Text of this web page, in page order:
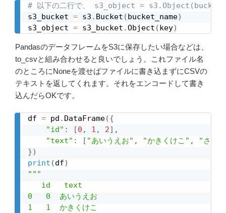
# 以下の二行で、 s3_object =
s3_bucket = s3 . Bucket (bucket_name)
s3_object = s3_bucket .Object (key)
PandasのデータフレームをS3に保存したい場合などは、
to_csvと組み合わせると良いでしょう。これファイル名
のところにNoneを渡せばファイルに書き込まずにCSVの
テキストを返してくれます。それをエンコードして書き
込んだらOKです。
df = pd . DataFrame({
"id" : [0 , 1 , 2] ,
"text" : [ "あいうえお" , "かきくけこ" ,
"さし
})
print (df)
"""
   id   text
0   0  あいうえお
1   1  かきくけこ